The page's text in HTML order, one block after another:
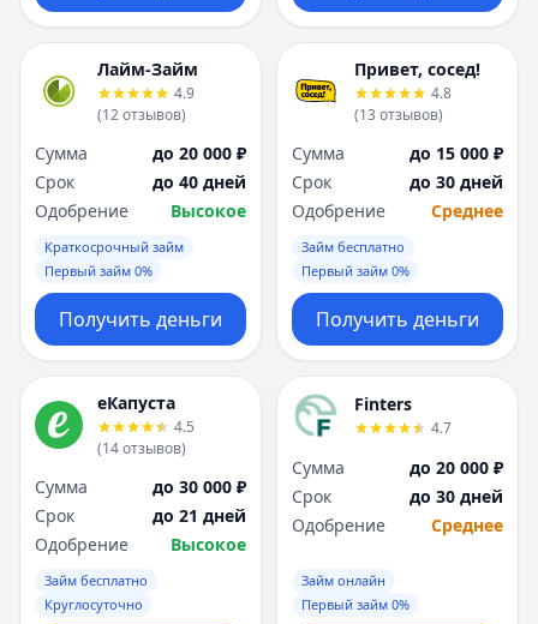
Лайм-Займ
4.9
(12отзывов)
Сумма
до 20 000 ₽
Срок
до 40 дней
Одобрение
Высокое
Краткосрочный займ
Первый займ 0%
Получить деньги
Привет, сосед!
4.8
(13 отзывов)
Сумма
до 15 000 ₽
Срок
до 30 дней
Одобрение
Среднее
Займ бесплатно
Первый займ 0%
Получить деньги
еКапуста
4.5
(14отзывов)
Сумма
до 30 000 ₽
Срок
до 21 дней
Одобрение
Высокое
Займ бесплатно
Круглосуточно
Finters
4.7
Сумма
до 20 000 ₽
Срок
до 30 дней
Одобрение
Среднее
Займ онлайн
Первый займ 0%